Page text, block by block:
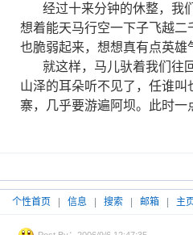
经过十来分钟的休整，我
想着能天马行空一下子飞越
也脆弱起来，想想真有点英雄
就这样，马儿驮着我们往
山泽的耳朵听不见了，任谁
寨，几乎要游遍阿坝。此时
个性首页 信息 搜索 邮箱 主